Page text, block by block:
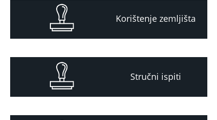
Korištenje zemljišta
Stručni ispiti